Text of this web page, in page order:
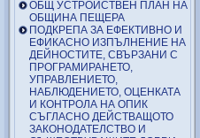
ОБЩ УСТРОЙСТВЕН ПЛАН НА
ОБЩИНА ПЕЩЕРА
ПОДКРЕПА ЗА ЕФЕКТИВНО И
ЕФИКАСНО ИЗПЪЛНЕНИЕ НА
ДЕЙНОСТИТЕ, СВЪРЗАНИ С
ПРОГРАМИРАНЕТО,
УПРАВЛЕНИЕТО,
НАБЛЮДЕНИЕТО, ОЦЕНКАТА
И КОНТРОЛА НА ОПИК
СЪГЛАСНО ДЕЙСТВАЩОТО
ЗАКОНОДАТЕЛСТВО И